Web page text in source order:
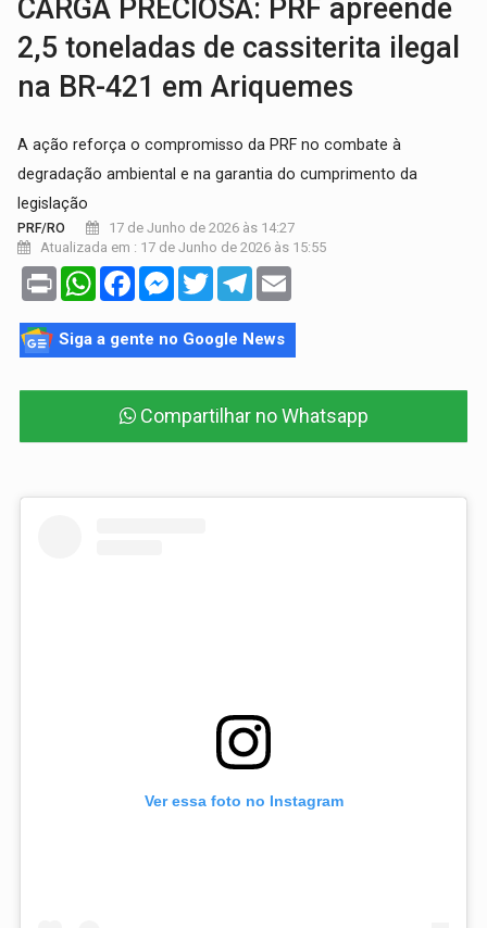
CARGA PRECIOSA: PRF apreende
2,5 toneladas de cassiterita ilegal
na BR-421 em Ariquemes
A ação reforça o compromisso da PRF no combate à
degradação ambiental e na garantia do cumprimento da
legislação
PRF/RO
17 de Junho de 2026 às 14:27
Atualizada em : 17 de Junho de 2026 às 15:55
Print WhatsAppFacebookMessenger
TwitterTelegram
Siga a gente no Google News
Compartilhar no Whatsapp
Ver essa foto no Instagram